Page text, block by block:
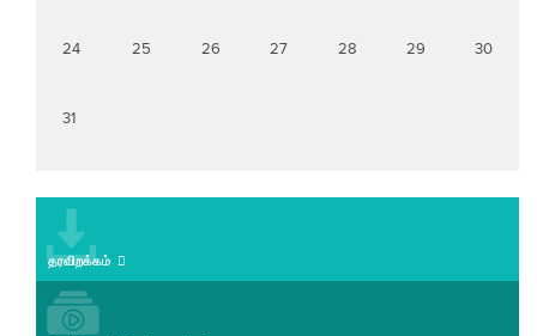
24 25 26 27 28 29 30
31
தரவிறக்கம்